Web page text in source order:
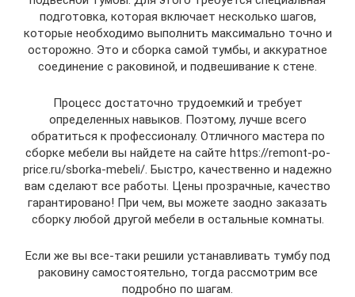
подготовка, которая включает несколько шагов,
которые необходимо выполнить максимально точно и
осторожно. Это и сборка самой тумбы, и аккуратное
соединение с раковиной, и подвешивание к стене.
Процесс достаточно трудоемкий и требует
определенных навыков. Поэтому, лучше всего
обратиться к профессионалу. Отличного мастера по
сборке мебели вы найдете на сайте https://remont-po-
price.ru/sborka-mebeli/. Быстро, качественно и надежно
вам сделают все работы. Цены прозрачные, качество
гарантировано! При чем, вы можете заодно заказать
сборку любой другой мебели в остальные комнаты.
Если же вы все-таки решили устанавливать тумбу под
раковину самостоятельно, тогда рассмотрим все
подробно по шагам.